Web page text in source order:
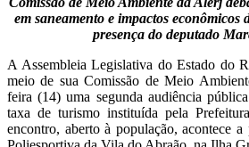
em saneamento e impactos econômicos
presença do deputado
A Assembleia Legislativa do Estado do
meio de sua Comissão de Meio
feira (14) uma segunda audiência
taxa de turismo instituída pela
encontro, aberto à população, acontece